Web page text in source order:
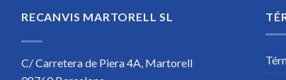
RECANVIS MARTORELL SL
C/ Carretera de Piera 4A, Martorell